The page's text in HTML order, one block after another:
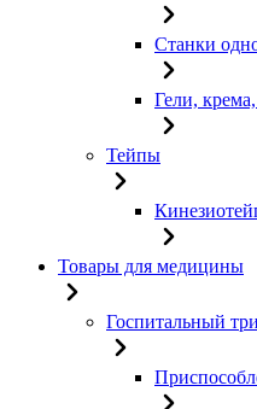
Станки
Гели,
Тейпы
Товары для медицины
Госпитальный